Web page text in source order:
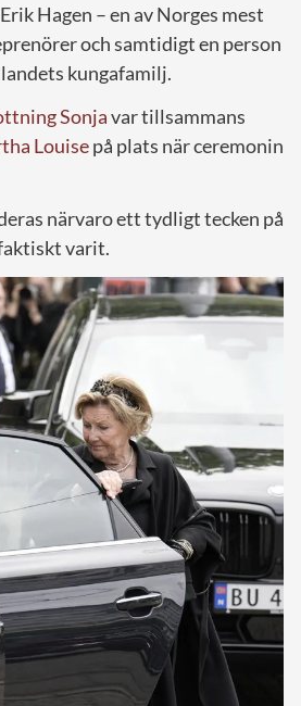
Hagen – en av Norges mest
och samtidigt en person
kungafamilj.
Sonjavar tillsammans
Louisepå plats när ceremonin
närvaro ett tydligt tecken på
varit.